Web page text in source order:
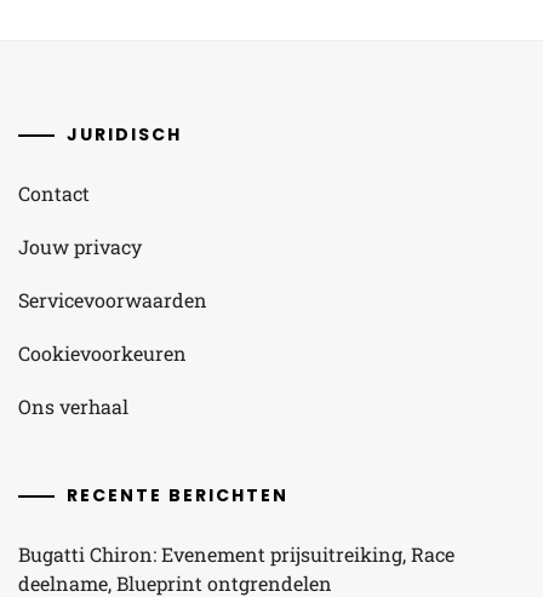
JURIDISCH
Contact
Jouw privacy
Servicevoorwaarden
Cookievoorkeuren
Ons verhaal
RECENTE BERICHTEN
Bugatti Chiron: Evenement prijsuitreiking, Race
deelname, Blueprint ontgrendelen